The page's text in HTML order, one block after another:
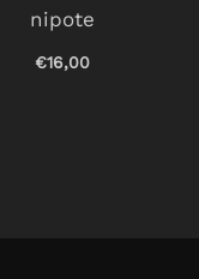
nipote
€16,00